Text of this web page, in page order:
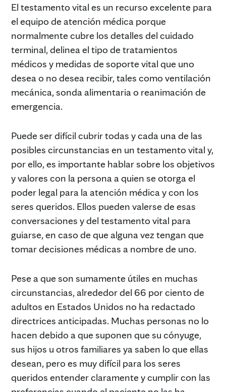
El testamento vital es un recurso excelente para
el equipo de atención médica porque
normalmente cubre los detalles del cuidado
terminal, delinea el tipo de tratamientos
médicos y medidas de soporte vital que uno
desea o no desea recibir, tales como ventilación
mecánica, sonda alimentaria o reanimación de
emergencia.
Puede ser difícil cubrir todas y cada una de las
posibles circunstancias en un testamento vital y,
por ello, es importante hablar sobre los objetivos
y valores con la persona a quien se otorga el
poder legal para la atención médica y con los
seres queridos. Ellos pueden valerse de esas
conversaciones y del testamento vital para
guiarse, en caso de que alguna vez tengan que
tomar decisiones médicas a nombre de uno.
Pese a que son sumamente útiles en muchas
circunstancias, alrededor del 66 por ciento de
adultos en Estados Unidos no ha redactado
directrices anticipadas. Muchas personas no lo
hacen debido a que suponen que su cónyuge,
sus hijos u otros familiares ya saben lo que ellas
desean, pero es muy difícil para los seres
queridos entender claramente y cumplir con las